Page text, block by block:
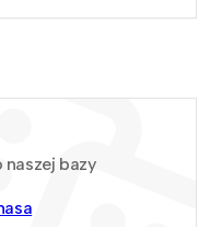
naszej bazy